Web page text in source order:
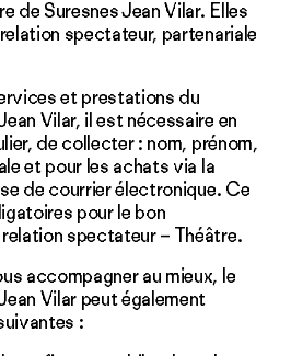
de Suresnes Jean Vilar. Elles
spectateur, partenariale
et prestations du
Vilar, il est nécessaire en
de collecter : nom, prénom,
et pour les achats via la
de courrier électronique. Ce
pour le bon
spectateur – Théâtre.
accompagner au mieux, le
Vilar peut également
: